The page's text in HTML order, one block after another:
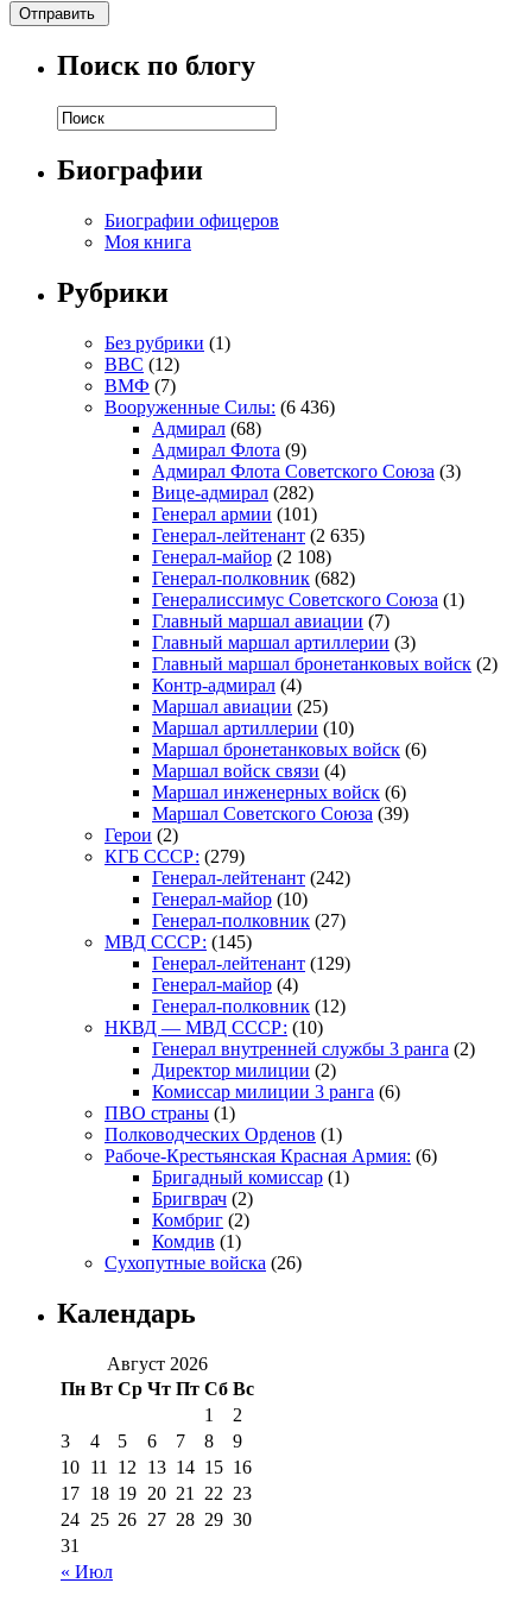
Поиск по блогу
Биографии
Биографии офицеров
Моя книга
Рубрики
Без рубрики (1)
ВВС (12)
ВМФ (7)
Вооруженные Силы: (6 436)
Адмирал (68)
Адмирал Флота (9)
Адмирал Флота Советского Союза (3)
Вице-адмирал (282)
Генерал армии (101)
Генерал-лейтенант (2 635)
Генерал-майор (2 108)
Генерал-полковник (682)
Генералиссимус Советского Союза (1)
Главный маршал авиации (7)
Главный маршал артиллерии (3)
Главный маршал бронетанковых войск (2)
Контр-адмирал (4)
Маршал авиации (25)
Маршал артиллерии (10)
Маршал бронетанковых войск (6)
Маршал войск связи (4)
Маршал инженерных войск (6)
Маршал Советского Союза (39)
Герои (2)
КГБ СССР: (279)
Генерал-лейтенант (242)
Генерал-майор (10)
Генерал-полковник (27)
МВД СССР: (145)
Генерал-лейтенант (129)
Генерал-майор (4)
Генерал-полковник (12)
НКВД — МВД СССР: (10)
Генерал внутренней службы 3 ранга (2)
Директор милиции (2)
Комиссар милиции 3 ранга (6)
ПВО страны (1)
Полководческих Орденов (1)
Рабоче-Крестьянская Красная Армия: (6)
Бригадный комиссар (1)
Бригврач (2)
Комбриг (2)
Комдив (1)
Сухопутные войска (26)
Календарь
Август 2026
Пн Вт Ср Чт Пт Сб Вс
« Июл
1
2
3
4 5 6 7 8
9
10 11 12 13 14 15 16
17 18 19 20 21 22 23
24 25 26 27 28 29 30
31